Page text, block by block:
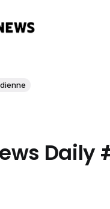
Daily